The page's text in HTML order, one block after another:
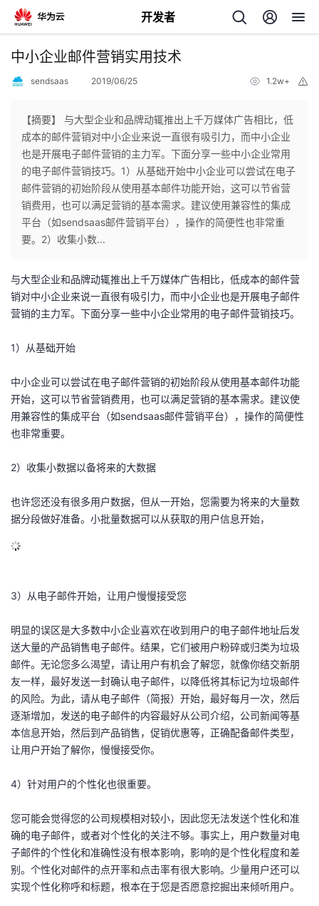
开发者
返
个
人
主
页
我
的
开
发
者
我
的
我
坛
圈
的
我
注
我
的
开
发
者
学
的
我
验
收
藏
我
的
Programs
我
的
支
持
技
的
议
中小企业邮件营销实用技术
sendsaas 2019/06/25 1.2w+
【摘要】 与大型企业和品牌动辄推出上千万媒体广告相比，低
成本的邮件营销对中小企业来说一直很有吸引力，而中小企业
也是开展电子邮件营销的主力军。下面分享一些中小企业常用
的电子邮件营销技巧。1）从基础开始中小企业可以尝试在电子
邮件营销的初始阶段从使用基本邮件功能开始，这可以节省营
销费用，也可以满足营销的基本需求。建议使用兼容性的集成
平台（如sendsaas邮件营销平台），操作的简便性也非常重
要。2）收集小数...
与大型企业和品牌动辄推出上千万媒体广告相比，低成本的邮件营
销对中小企业来说一直很有吸引力，而中小企业也是开展电子邮件
营销的主力军。下面分享一些中小企业常用的电子邮件营销技巧。
1）从基础开始
中小企业可以尝试在电子邮件营销的初始阶段从使用基本邮件功能
开始，这可以节省营销费用，也可以满足营销的基本需求。建议使
用兼容性的集成平台（如sendsaas邮件营销平台），操作的简便性
也非常重要。
2）收集小数据以备将来的大数据
也许您还没有很多用户数据，但从一开始，您需要为将来的大量数
据分段做好准备。小批量数据可以从获取的用户信息开始，
3）从电子邮件开始，让用户慢慢接受您
明显的误区是大多数中小企业喜欢在收到用户的电子邮件地址后发
送大量的产品销售电子邮件。结果，它们被用户粉碎或归类为垃圾
邮件。无论您多么渴望，请让用户有机会了解您，就像你结交新朋
友一样，最好发送一封确认电子邮件，以降低将其标记为垃圾邮件
的风险。为此，请从电子邮件（简报）开始，最好每月一次，然后
逐渐增加，发送的电子邮件的内容最好从公司介绍，公司新闻等基
本信息开始，然后到产品销售，促销优惠等，正确配备邮件类型，
让用户开始了解你，慢慢接受你。
4）针对用户的个性化也很重要。
您可能会觉得您的公司规模相对较小，因此您无法发送个性化和准
确的电子邮件，或者对个性化的关注不够。事实上，用户数量对电
子邮件的个性化和准确性没有根本影响，影响的是个性化程度和差
别。个性化对邮件的点开率和点击率有很大影响。少量用户还可以
实现个性化称呼和标题，根本在于您是否愿意挖掘出来倾听用户。